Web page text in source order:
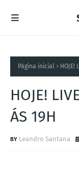
Página inicial HOJE!
HOJE!
ÁS 19H
Leandro Santana